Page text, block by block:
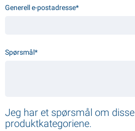
Generell e-postadresse*
Spørsmål*
Jeg har et spørsmål om disse
produktkategoriene.